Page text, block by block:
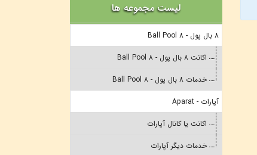
لیست مجموعه ها
8 بال پول - 8 Ball Pool
اکانت 8 بال پول - 8 Ball Pool
خدمات 8 بال پول - 8 Ball Pool
آپارات - Aparat
اکانت یا کانال آپارات
خدمات دیگر آپارات